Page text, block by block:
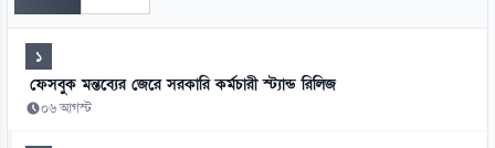
১
ফেসবুক মন্তব্যের জেরে সরকারি কর্মচারী স্ট্যান্ড রিলিজ
০৬ আগস্ট